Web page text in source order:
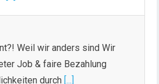
Weil wir anders sind Wir
Job & faire Bezahlung
durch[...]